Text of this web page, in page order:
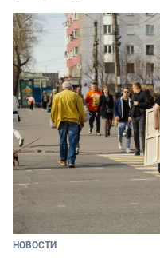
НОВОСТИ